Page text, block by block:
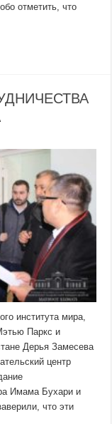
отметить, что
института мира,
Паркс и
Дерья Замесева
центр
Имама Бухари и
что эти